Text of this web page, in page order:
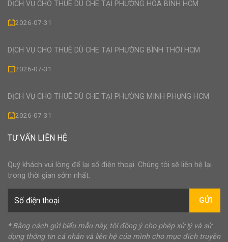
DỊCH VỤ CHO THUÊ DÙ CHE TẠI PHƯỜNG HÒA BÌNH HCM
2026-07-31
DỊCH VỤ CHO THUÊ DÙ CHE TẠI PHƯỜNG BÌNH THỚI HCM
2026-07-31
DỊCH VỤ CHO THUÊ DÙ CHE TẠI PHƯỜNG MINH PHỤNG HCM
2026-07-31
TƯ VẤN LIÊN HỆ
Quý khách vui lòng để lại số điện thoại. Chúng tôi sẽ liên hệ lại
trong thời gian sớm nhất.
GỬI
* Bằng cách gửi biểu mẫu này, tôi đồng ý cho phép xử lý và sử
dụng thông tin cá nhân và liên hệ của mình cho mục đích truyền